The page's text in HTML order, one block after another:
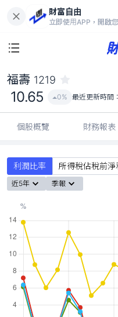
財富自由
立即使用APP，開啟
福壽 1219
10.65 0% 最近更新時間：
個股概覽 財務報表
利潤比率 所得稅佔稅前淨
近5年 季報